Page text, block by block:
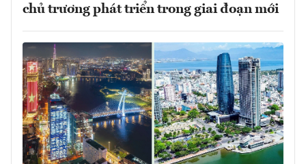
chủ trương phát triển trong giai đoạn mới